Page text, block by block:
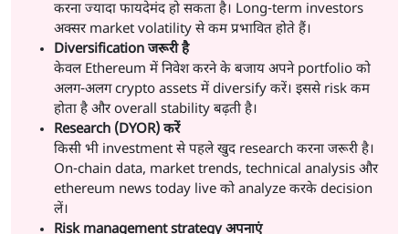
करना ज्यादा फायदेमंद हो सकता है। Long-term investors
अक्सर market volatility से कम प्रभावित होते हैं।
Diversification जरूरी है
केवल Ethereum में निवेश करने के बजाय अपने portfolio को
अलग-अलग crypto assets में diversify करें। इससे risk कम
होता है और overall stability बढ़ती है।
Research (DYOR) करें
किसी भी investment से पहले खुद research करना जरूरी है।
On-chain data, market trends, technical analysis और
ethereum news today live को analyze करके decision
लें।
Risk management strategy अपनाएं